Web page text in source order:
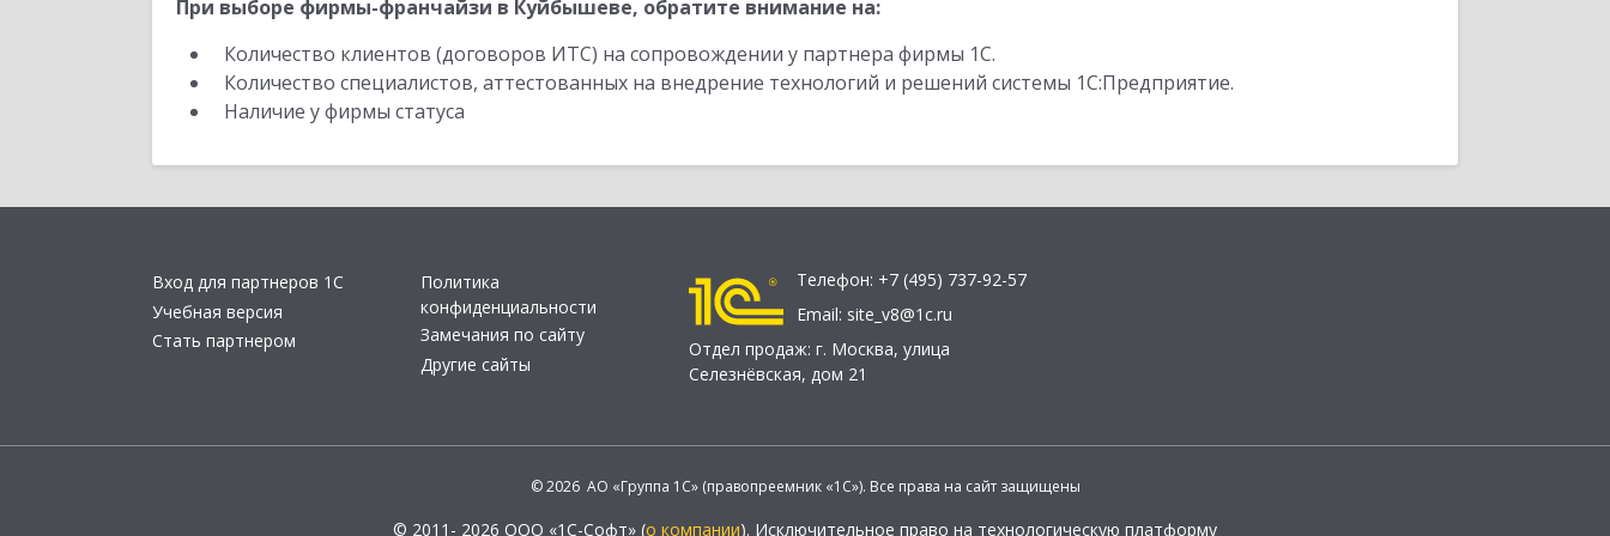
При выборе фирмы-франчайзи в Куйбышеве, обратите внимание на:
Количество клиентов (договоров ИТС) на сопровождении у партнера фирмы 1С.
Количество специалистов, аттестованных на внедрение технологий и решений системы 1С:Предприятие.
Наличие у фирмы статуса
Вход для партнеров 1С
Учебная версия
Стать партнером
Политика
конфиденциальности
Замечания по сайту
Другие сайты
Телефон: +7 (495) 737-92-57
Email: site_v8@1c.ru
Отдел продаж: г. Москва, улица
Селезнёвская, дом 21
© 2026 АО «Группа 1С» (правопреемник «1С»). Все права на сайт защищены
© 2011- 2026 ООО «1С-Софт» (о компании). Исключительное право на технологическую платформу